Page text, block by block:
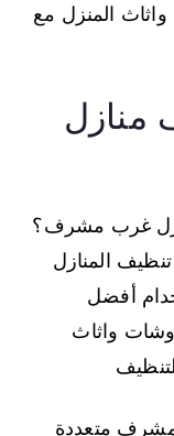
المنزل مع
منازل
غرب مشرف؟
المنازل
أفضل
واثاث
متعددة